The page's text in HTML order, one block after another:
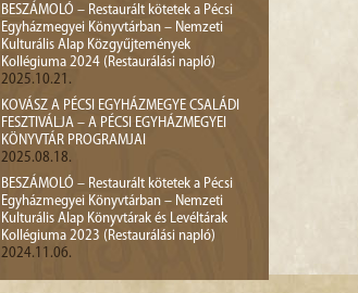
BESZÁMOLÓ – Restaurált kötetek a Pécsi
Egyházmegyei Könyvtárban – Nemzeti
Kulturális Alap Közgyűjtemények
Kollégiuma 2024 (Restaurálási napló)
2025.10.21.
KOVÁSZ A PÉCSI EGYHÁZMEGYE CSALÁDI
FESZTIVÁLJA – A PÉCSI EGYHÁZMEGYEI
KÖNYVTÁR PROGRAMJAI
2025.08.18.
BESZÁMOLÓ – Restaurált kötetek a Pécsi
Egyházmegyei Könyvtárban – Nemzeti
Kulturális Alap Könyvtárak és Levéltárak
Kollégiuma 2023 (Restaurálási napló)
2024.11.06.